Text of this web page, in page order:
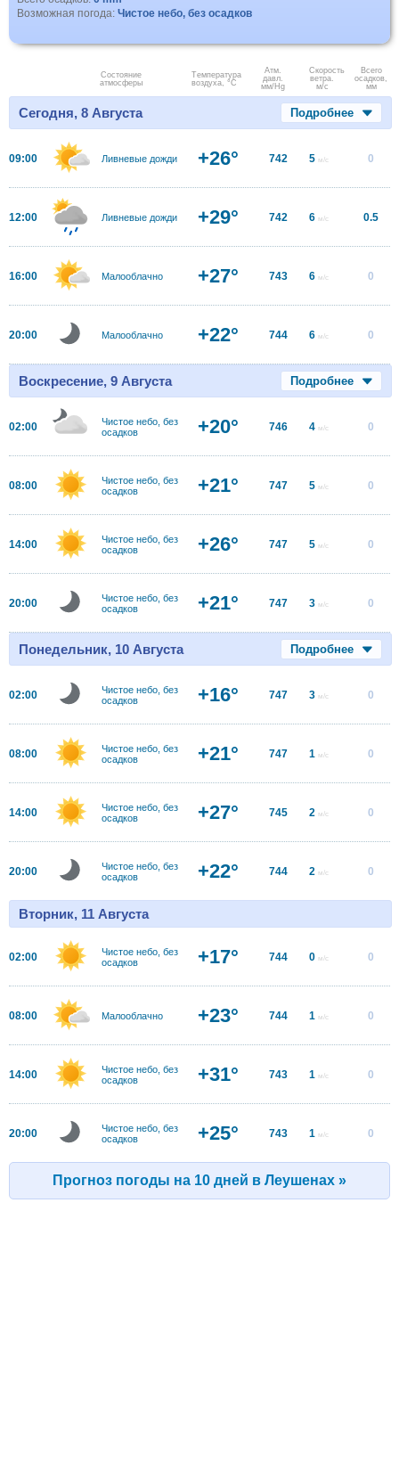
Возможная погода: Чистое небо, без осадков
Состояние
атмосферы
Температура
воздуха, °C
Атм.
давл.
мм/Hg
Скорость
ветра.
м/с
Всего
осадков,
мм
Сегодня, 8 Августа Подробнее
09:00 Ливневые дожди +26° 742 5 м/с 0
12:00 Ливневые дожди +29° 742 6 м/с 0.5
16:00 Малооблачно +27° 743 6 м/с 0
20:00 Малооблачно +22° 744 6 м/с 0
Воскресение, 9 Августа Подробнее
02:00
Чистое небо, без
осадков
+20° 746 4 м/с 0
08:00
Чистое небо, без
осадков
+21° 747 5 м/с 0
14:00
Чистое небо, без
осадков
+26° 747 5 м/с 0
20:00
Чистое небо, без
осадков
+21° 747 3 м/с 0
Понедельник, 10 Августа Подробнее
02:00
Чистое небо, без
осадков
+16° 747 3 м/с 0
08:00
Чистое небо, без
осадков
+21° 747 1 м/с 0
14:00
Чистое небо, без
осадков
+27° 745 2 м/с 0
20:00
Чистое небо, без
осадков
+22° 744 2 м/с 0
Вторник, 11 Августа
02:00
Чистое небо, без
осадков
+17° 744 0 м/с 0
08:00 Малооблачно +23° 744 1 м/с 0
14:00
Чистое небо, без
осадков
+31° 743 1 м/с 0
20:00
Чистое небо, без
осадков
+25° 743 1 м/с 0
Прогноз погоды на 10 дней в Леушенах »